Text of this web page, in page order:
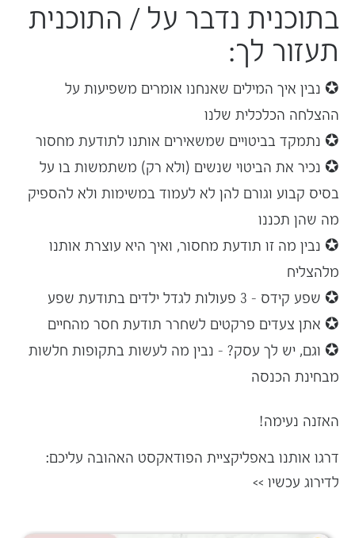
בתוכנית נדבר על / התוכנית
תעזור לך:
✪ נבין איך המילים שאנחנו אומרים משפיעות על
ההצלחה הכלכלית שלנו
✪ נתמקד בביטויים שמשאירים אותנו לתודעת מחסור
✪ נכיר את הביטוי שנשים (ולא רק) משתמשות בו על
בסיס קבוע וגורם להן לא לעמוד במשימות ולא להספיק
מה שהן תכננו
✪ נבין מה זו תודעת מחסור, ואיך היא עוצרת אותנו
מלהצליח
✪ שפע קידס – 3 פעולות
לגדל ילדים בתודעת שפע
✪ אתן צעדים פרקטים לשחרר תודעת חסר מהחיים
✪ וגם, יש לך עסק? – נבין מה לעשות בתקופות חלשות
מבחינת הכנסה
האזנה נעימה!
דרגו אותנו באפליקציית הפודאקסט האהובה עליכם:
לדירוג עכשיו >>